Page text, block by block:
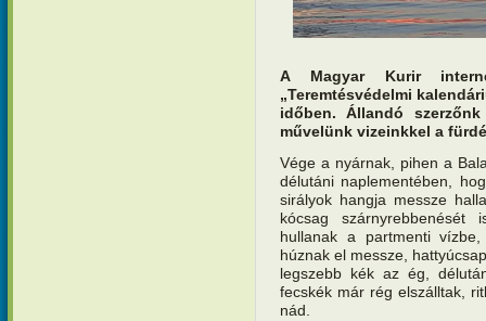
A Magyar Kurir
„Teremtésvédelmi
időben. Állandó
művelünk vizeinkkel a
Vége a nyárnak, pihen a
délutáni naplementében,
sirályok hangja messze
kócsag
hullanak a partmenti
húznak el messze,
legszebb kék az ég,
fecskék már rég elszálltak,
nád.